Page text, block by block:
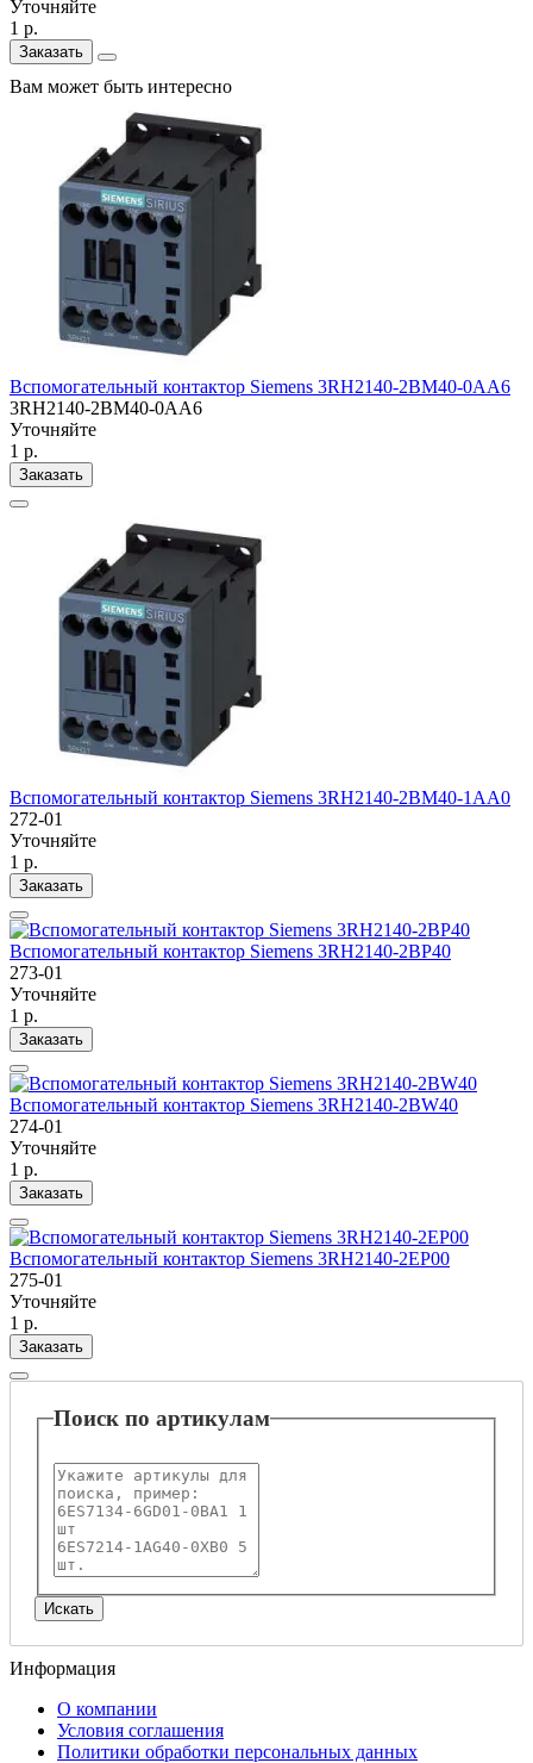
Уточняйте
1 р.
Заказать
Вам может быть интересно
Вспомогательный контактор Siemens 3RH2140-2BM40-0AA6
3RH2140-2BM40-0AA6
Уточняйте
1 р.
Заказать
Вспомогательный контактор Siemens 3RH2140-2BM40-1AA0
272-01
Уточняйте
1 р.
Заказать
Вспомогательный контактор Siemens 3RH2140-2BP40
273-01
Уточняйте
1 р.
Заказать
Вспомогательный контактор Siemens 3RH2140-2BW40
274-01
Уточняйте
1 р.
Заказать
Вспомогательный контактор Siemens 3RH2140-2EP00
275-01
Уточняйте
1 р.
Заказать
Поиск по артикулам
Информация
О компании
Условия соглашения
Политики обработки персональных данных